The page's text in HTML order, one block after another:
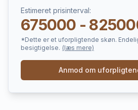
Estimeret prisinterval:
675000 -
*Dette er et uforpligtende skøn.
besigtigelse. (læs mere)
Anmod om